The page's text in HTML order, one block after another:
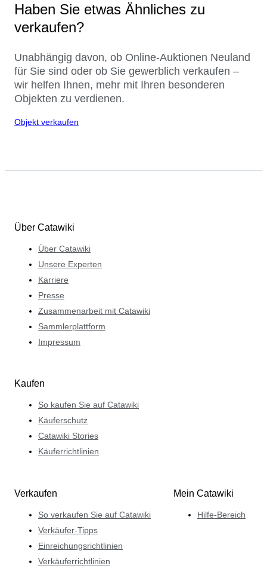
Haben Sie etwas Ähnliches zu
verkaufen?
Unabhängig davon, ob Online-Auktionen Neuland
für Sie sind oder ob Sie gewerblich verkaufen –
wir helfen Ihnen, mehr mit Ihren besonderen
Objekten zu verdienen.
Objekt verkaufen
Über Catawiki
Über Catawiki
Unsere Experten
Karriere
Presse
Zusammenarbeit mit Catawiki
Sammlerplattform
Impressum
Kaufen
So kaufen Sie auf Catawiki
Käuferschutz
Catawiki Stories
Käuferrichtlinien
Verkaufen
So verkaufen Sie auf Catawiki
Verkäufer-Tipps
Einreichungsrichtlinien
Verkäuferrichtlinien
Mein Catawiki
Hilfe-Bereich